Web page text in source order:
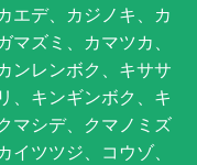
エデ、カジノキ、カ
ズミ、カマツカ、
ンレンボク、キササ
、キンギンボク、キ
マシデ、クマノミズ
ツツジ、コウゾ、